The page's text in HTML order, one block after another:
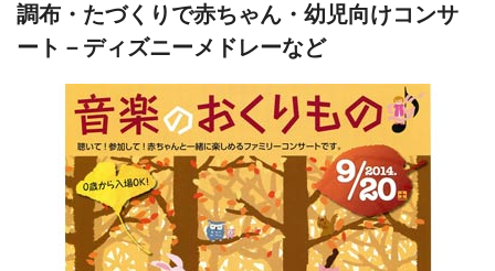
調布・たづくりで赤ちゃん・幼児向けコンサ
ート－ディズニーメドレーなど